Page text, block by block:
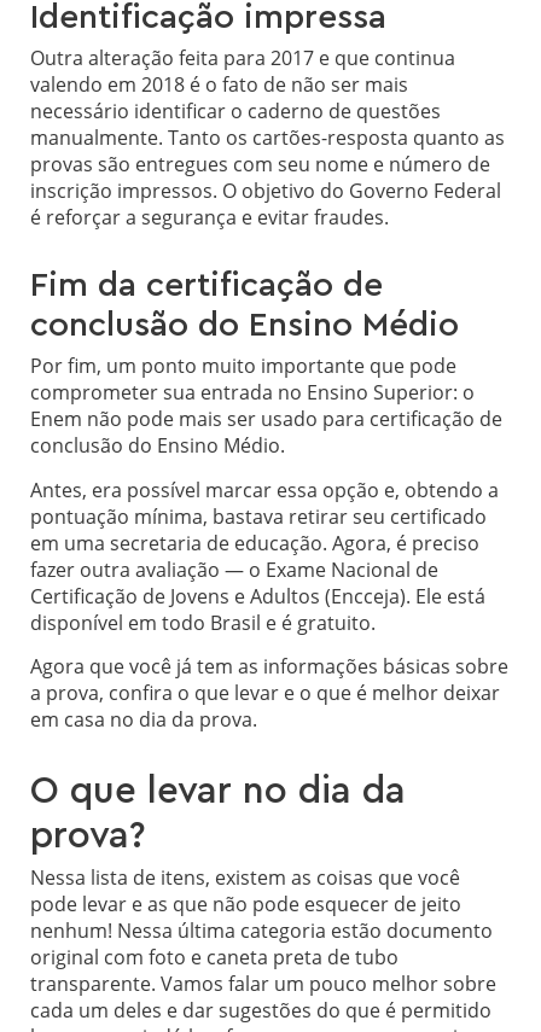
Identificação impressa
Outra alteração feita para 2017 e que continua
valendo em 2018 é o fato de não ser mais
necessário identificar o caderno de questões
manualmente. Tanto os cartões-resposta quanto as
provas são entregues com seu nome e número de
inscrição impressos. O objetivo do Governo Federal
é reforçar a segurança e evitar fraudes.
Fim da certificação de
conclusão do Ensino Médio
Por fim, um ponto muito importante que pode
comprometer sua entrada no Ensino Superior: o
Enem não pode mais ser usado para certificação de
conclusão do Ensino Médio.
Antes, era possível marcar essa opção e, obtendo a
pontuação mínima, bastava retirar seu certificado
em uma secretaria de educação. Agora, é preciso
fazer outra avaliação — o Exame Nacional de
Certificação de Jovens e Adultos (Encceja). Ele está
disponível em todo Brasil e é gratuito.
Agora que você já tem as informações básicas sobre
a prova, confira o que levar e o que é melhor deixar
em casa no dia da prova.
O que levar no dia da
prova?
Nessa lista de itens, existem as coisas que você
pode levar e as que não pode esquecer de jeito
nenhum! Nessa última categoria estão documento
original com foto e caneta preta de tubo
transparente. Vamos falar um pouco melhor sobre
cada um deles e dar sugestões do que é permitido